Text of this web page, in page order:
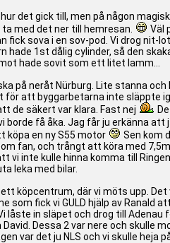
det gick till, men på någon
med det ner till hemresan.
Väl
fick sova i en sov-pod. Vi drog
1st dålig cylinder, så den
hade sovit som ett litet lamm...
på neråt Nürburg. Lite stanna
att byggarbetarna inte släppte
de säkert var klara. Fast nej
borde få åka. Jag får ju erkänna att
köpa en ny S55 motor
Sen kom
fan, och trångt att köra med
inte kulle hinna komma till
leka med bilar.
köpcentrum, där vi möts upp.
fick vi GULD hjälp av Ranald
låste in släpet och drog till
Dessa 2 var nere och skulle
var det ju NLS och vi skulle heja